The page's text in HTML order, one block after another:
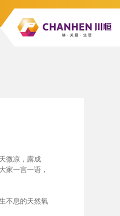
微凉，露成
家一言一语，
不息的天然氧